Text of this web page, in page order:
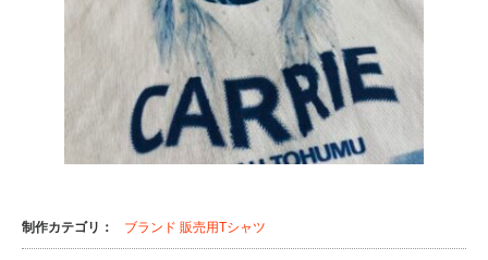
制作カテゴリ： ブランド 販売用Tシャツ